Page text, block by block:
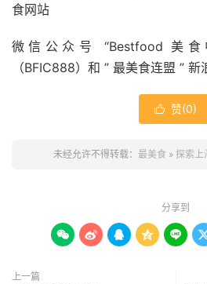
食网站
微信公众号 “Bestfood 美
（BFIC888）和 ” 最美食连盟 ” 新
 赞(0)
未经允许不得转载： 最美食 » 探索
分享到
    
上一篇